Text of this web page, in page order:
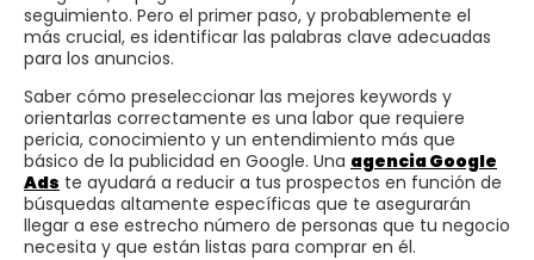
seguimiento. Pero el primer paso, y probablemente el
más crucial, es identificar las palabras clave adecuadas
para los anuncios.
Saber cómo preseleccionar las mejores keywords y
orientarlas correctamente es una labor que requiere
pericia, conocimiento y un entendimiento más que
básico de la publicidad en Google. Una agencia Google
Ads te ayudará a reducir a tus prospectos en función de
búsquedas altamente específicas que te asegurarán
llegar a ese estrecho número de personas que tu negocio
necesita y que están listas para comprar en él.